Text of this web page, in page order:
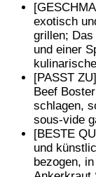
exotisch
grillen; Das
und einer
[PASST
Beef
schlagen,
sous-vide
[BESTE
und
bezogen,